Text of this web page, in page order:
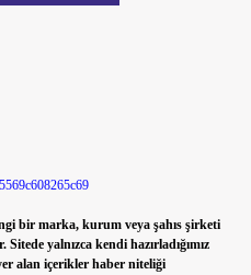
bir marka, kurum veya şahıs şirketi
yalnızca kendi hazırladığımız
alan içerikler haber niteliği